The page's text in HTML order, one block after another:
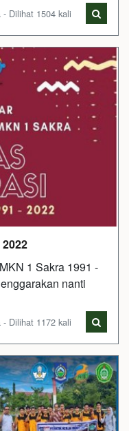
Dilihat 1504 kali
1 Sakra 1991 -
nanti
Dilihat 1172 kali